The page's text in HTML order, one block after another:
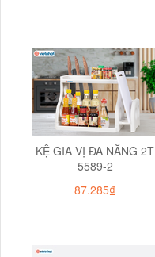
KỆ GIA VỊ ĐA NĂNG 2T
5589-2
87.285₫